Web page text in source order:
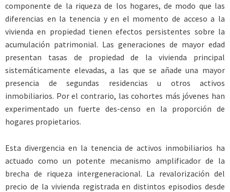
componente de la riqueza de los hogares, de modo que las
diferencias en la tenencia y en el momento de acceso a la
vivienda en propiedad tienen efectos persistentes sobre la
acumulación patrimonial. Las generaciones de mayor edad
presentan tasas de propiedad de la vivienda principal
sistemáticamente elevadas, a las que se añade una mayor
presencia de segundas residencias u otros activos
inmobiliarios. Por el contrario, las cohortes más jóvenes han
experimentado un fuerte des-censo en la proporción de
hogares propietarios.
Esta divergencia en la tenencia de activos inmobiliarios ha
actuado como un potente mecanismo amplificador de la
brecha de riqueza intergeneracional. La revalorización del
precio de la vivienda registrada en distintos episodios desde